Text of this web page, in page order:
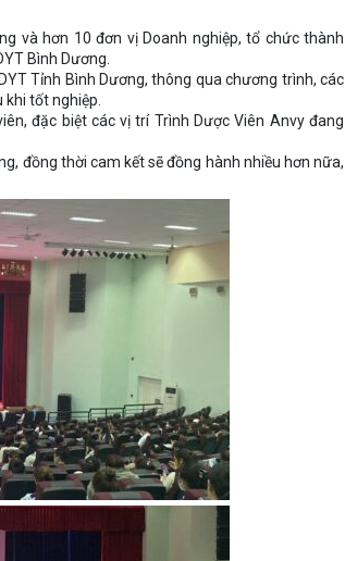
và hơn 10 đơn vị Doanh nghiệp, tổ chức thành
Bình Dương.
Tỉnh Bình Dương, thông qua chương trình, các
tốt nghiệp.
đặc biệt các vị trí Trình Dược Viên Anvy đang
đồng thời cam kết sẽ đồng hành nhiều hơn nữa,